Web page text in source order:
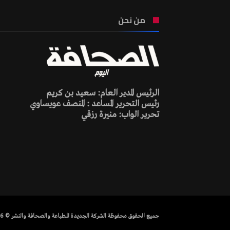
من نحن
الرئيس المدير العام: سعيد بن كريم
رئيس التحرير المساعد : المنصف عويساوي
تحرير الواب: منيرة رزقي
جميع الحقوق محفوظة الشركة الجديدة للطباعة والصحافة والنشر © 2026